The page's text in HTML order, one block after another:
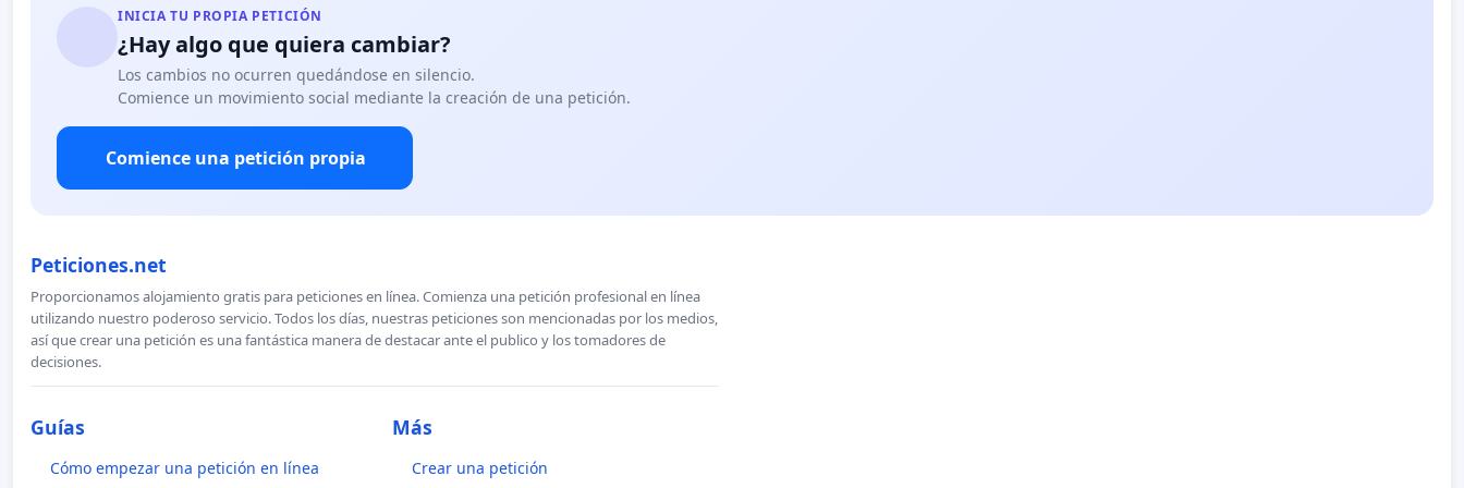
INICIA TU PROPIA PETICIÓN
¿Hay algo que quiera cambiar?
Los cambios no ocurren quedándose en silencio.
Comience un movimiento social mediante la creación de una petición.
Comience una petición propia
Peticiones.net
Proporcionamos alojamiento gratis para peticiones en línea. Comienza una petición profesional en línea
utilizando nuestro poderoso servicio. Todos los días, nuestras peticiones son mencionadas por los medios,
así que crear una petición es una fantástica manera de destacar ante el publico y los tomadores de
decisiones.
Guías
Cómo empezar una petición en línea
Más
Crear una petición